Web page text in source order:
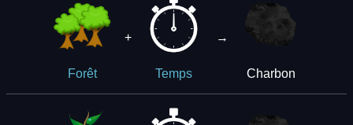
Forêt
+
Temps
→
Charbon